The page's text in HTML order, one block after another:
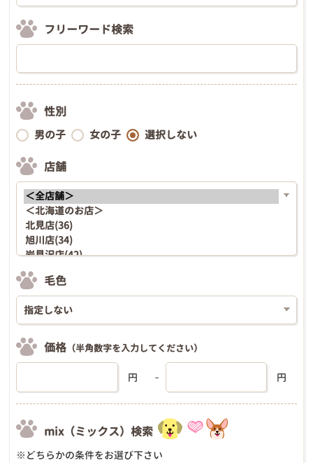
フリーワード検索
性別
男の子 女の子 選択しない
店舗
毛色
価格 （半角数字を入力してください）
円 円
mix（ミックス）検索
※どちらかの条件をお選び下さい